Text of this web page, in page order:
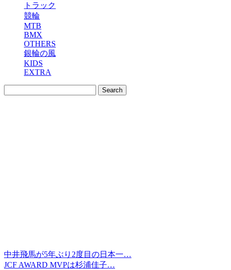
トラック
競輪
MTB
BMX
OTHERS
銀輪の風
KIDS
EXTRA
中井飛馬が5年ぶり2度目の日本一…
JCF AWARD MVPは杉浦佳子…